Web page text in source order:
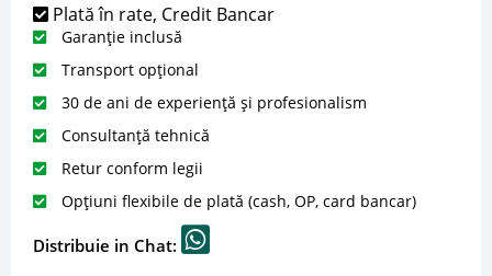
Plată în rate, Credit Bancar
Garanție inclusă
Transport opțional
30 de ani de experiență și profesionalism
Consultanță tehnică
Retur conform legii
Opțiuni flexibile de plată (cash, OP, card bancar)
Distribuie in Chat: